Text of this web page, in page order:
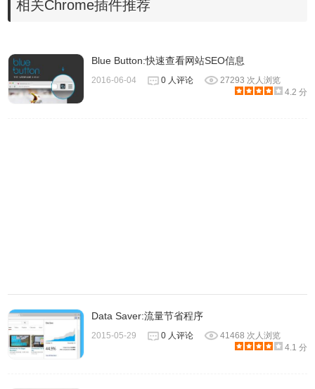
相关Chrome插件推荐
Blue Button:快速查看网站SEO信息
2016-06-04 0 人评论
27293 次人浏览
4.2 分
Data Saver:流量节省程序
2015-05-29 0 人评论
41468 次人浏览
4.1 分